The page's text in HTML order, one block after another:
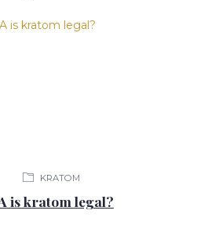
KRATOM
is kratom legal?